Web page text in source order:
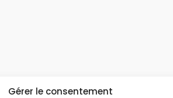
Gérer le consentement